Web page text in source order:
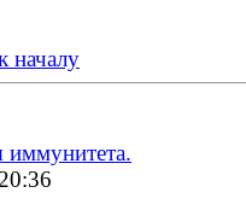
началу
иммунитета.